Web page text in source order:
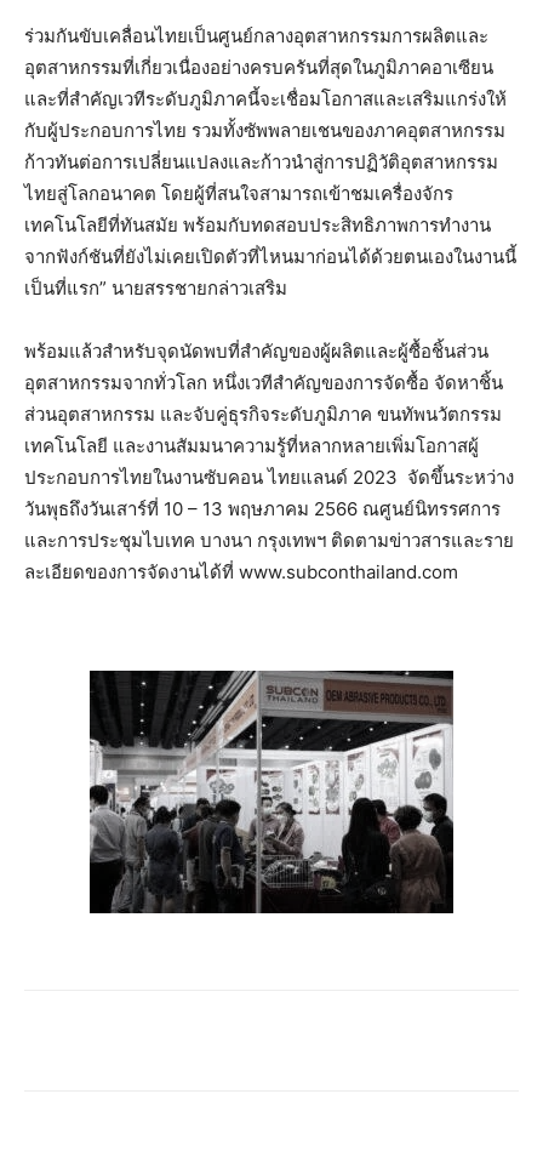
ร่วมกันขับเคลื่อนไทยเป็นศูนย์กลางอุตสาหกรรมการผลิตและ
อุตสาหกรรมที่เกี่ยวเนื่องอย่างครบครันที่สุดในภูมิภาคอาเซียน
และที่สำคัญเวทีระดับภูมิภาคนี้จะเชื่อมโอกาสและเสริมแกร่งให้
กับผู้ประกอบการไทย รวมทั้งซัพพลายเชนของภาคอุตสาหกรรม
ก้าวทันต่อการเปลี่ยนแปลงและก้าวนำสู่การปฏิวัติอุตสาหกรรม
ไทยสู่โลกอนาคต โดยผู้ที่สนใจสามารถเข้าชมเครื่องจักร
เทคโนโลยีที่ทันสมัย พร้อมกับทดสอบประสิทธิภาพการทำงาน
จากฟังก์ชันที่ยังไม่เคยเปิดตัวที่ไหนมาก่อนได้ด้วยตนเองในงานนี้
เป็นที่แรก” นายสรรชายกล่าวเสริม
พร้อมแล้วสำหรับจุดนัดพบที่สำคัญของผู้ผลิตและผู้ซื้อชิ้นส่วน
อุตสาหกรรมจากทั่วโลก หนึ่งเวทีสำคัญของการจัดซื้อ จัดหาชิ้น
ส่วนอุตสาหกรรม และจับคู่ธุรกิจระดับภูมิภาค ขนทัพนวัตกรรม
เทคโนโลยี และงานสัมมนาความรู้ที่หลากหลายเพิ่มโอกาสผู้
ประกอบการไทยในงานซับคอน ไทยแลนด์ 2023 จัดขึ้นระหว่าง
วันพุธถึงวันเสาร์ที่ 10 – 13 พฤษภาคม 2566 ณศูนย์นิทรรศการ
และการประชุมไบเทค บางนา กรุงเทพฯ ติดตามข่าวสารและราย
ละเอียดของการจัดงานได้ที่ www.subconthailand.com